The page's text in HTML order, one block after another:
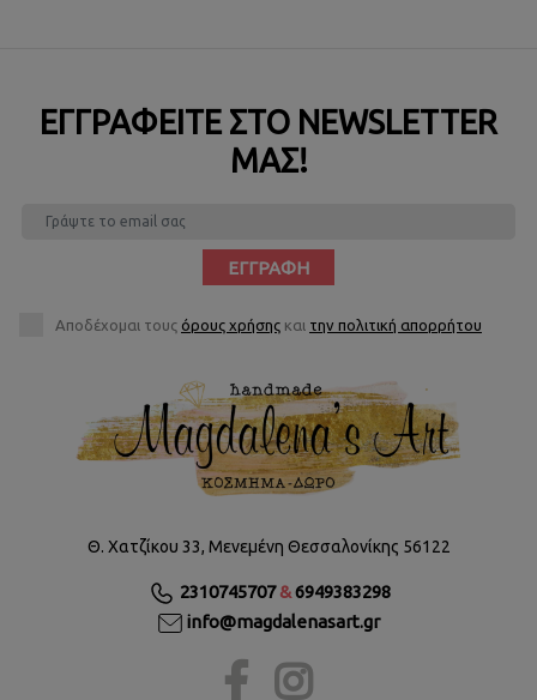
ΕΓΓΡΑΦΕΊΤΕ ΣΤΟ NEWSLETTER
ΜΑΣ!
ΕΓΓΡΑΦΉ
Αποδέχομαι τους όρους χρήσης και την πολιτική απορρήτου
Θ. Χατζίκου 33, Μενεμένη Θεσσαλονίκης 56122
2310745707&6949383298
info@magdalenasart.gr